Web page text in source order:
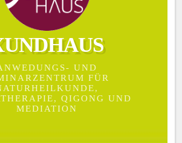
UND
FÜR
QIGONG UND
MEDIATION